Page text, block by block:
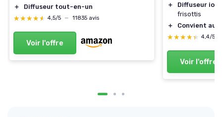
＋
Diffuseur tout-en-un
★★★★★
★★★★★ 4,5/5 — 11835 avis
Voir l'offre
＋
Diffuseur
frisottis
＋
Convient aux
★★★★★
★★★★★ 4,4/5
Voir l'offre